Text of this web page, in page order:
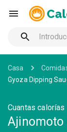
Casa
Gyoza Dipping
Cuantas calorías
Ajinomoto